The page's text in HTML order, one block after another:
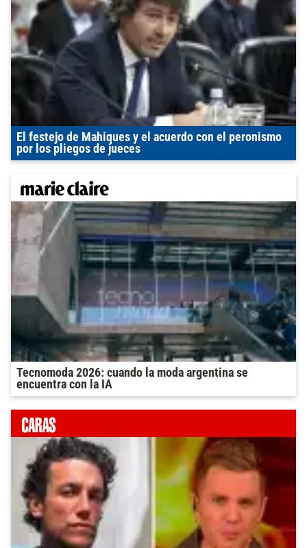
El festejo de Mahiques y el acuerdo con el peronismo
por los pliegos de jueces
Tecnomoda 2026: cuando la moda argentina se
encuentra con la IA